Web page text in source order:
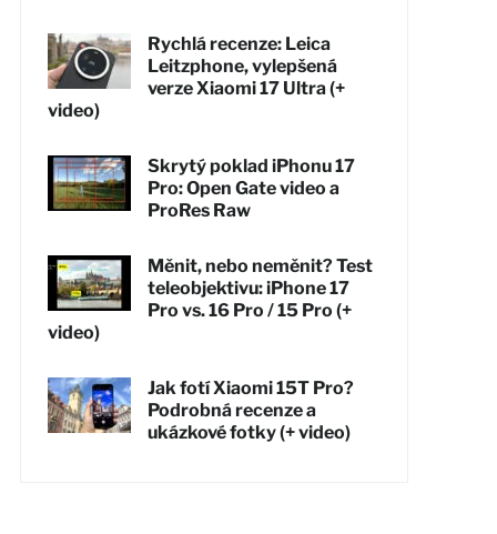
Rychlá recenze: Leica
Leitzphone, vylepšená
verze Xiaomi 17 Ultra (+
video)
Skrytý poklad iPhonu 17
Pro: Open Gate video a
ProRes Raw
Měnit, nebo neměnit? Test
teleobjektivu: iPhone 17
Pro vs. 16 Pro / 15 Pro (+
video)
Jak fotí Xiaomi 15T Pro?
Podrobná recenze a
ukázkové fotky (+ video)